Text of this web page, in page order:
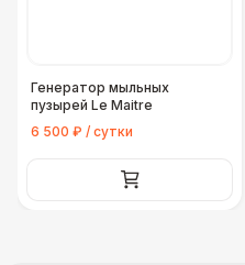
Генератор мыльных
пузырей Le Maitre
6 500 ₽ / сутки